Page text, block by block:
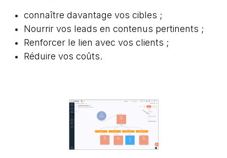
connaître davantage vos cibles ;
Nourrir vos leads en contenus pertinents ;
Renforcer le lien avec vos clients ;
Réduire vos coûts.